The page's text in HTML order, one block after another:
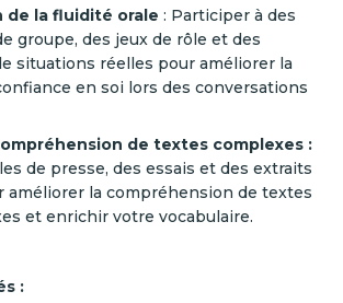
de la fluidité orale : Participer à des
groupe, des jeux de rôle et des
situations réelles pour améliorer la
en soi lors des conversations
de textes complexes :
de presse, des essais et des extraits
améliorer la compréhension de textes
et enrichir votre vocabulaire.
: